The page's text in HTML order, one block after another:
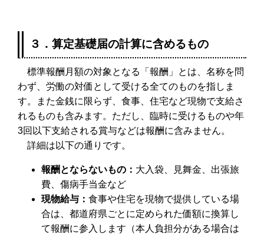
３．算定基礎届の計算に含めるもの
標準報酬月額の対象となる「報酬」とは、名称を問
わず、労働の対価として受ける全てのものを指しま
す。また金銭に限らず、食事、住宅など現物で支給さ
れるものも含みます。ただし、臨時に受けるものや年
3回以下支給される賞与などは報酬に含みません。
詳細は以下の通りです。
報酬とならないもの： 大入袋、見舞金、出張旅
費、傷病手当金など
現物給与： 食事や住宅を現物で提供している場
合は、都道府県ごとに定められた価額に換算し
て報酬に参入します（本人負担分がある場合は